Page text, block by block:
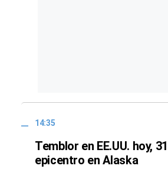
14:35
Temblor en EE.UU. hoy,
epicentro en Alaska